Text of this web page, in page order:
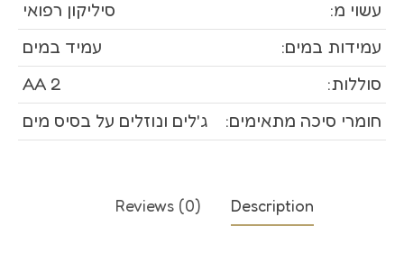
עשוי מ:
סיליקון רפואי
עמידות במים:
עמיד במים
סוללות:
2 AA
חומרי סיכה מתאימים:
ג'לים ונוזלים על בסיס מים
Description
Reviews (0)